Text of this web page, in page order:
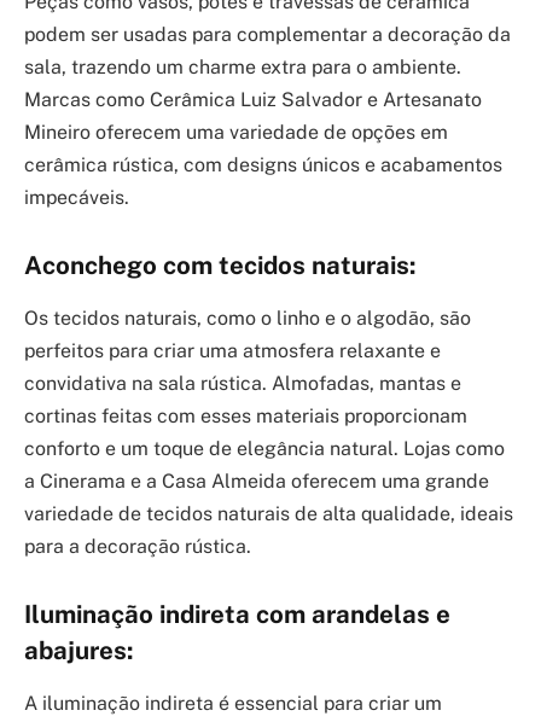
podem ser usadas para complementar a decoração da
sala, trazendo um charme extra para o ambiente.
Marcas como Cerâmica Luiz Salvador e Artesanato
Mineiro oferecem uma variedade de opções em
cerâmica rústica, com designs únicos e acabamentos
impecáveis.
Aconchego com tecidos naturais:
Os tecidos naturais, como o linho e o algodão, são
perfeitos para criar uma atmosfera relaxante e
convidativa na sala rústica. Almofadas, mantas e
cortinas feitas com esses materiais proporcionam
conforto e um toque de elegância natural. Lojas como
a Cinerama e a Casa Almeida oferecem uma grande
variedade de tecidos naturais de alta qualidade, ideais
para a decoração rústica.
Iluminação indireta com arandelas e
abajures:
A iluminação indireta é essencial para criar um